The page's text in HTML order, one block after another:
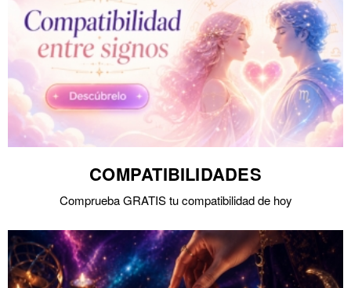
COMPATIBILIDADES
Comprueba GRATIS tu compatibilidad de hoy